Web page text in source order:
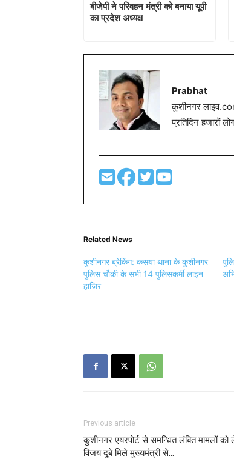
बीजेपी ने परिवहन मंत्री को बनाया यूपी
का प्रदेश अध्यक्ष
Prabhat
कुशीनगर
प्रतिदिन हजारों
Related News
कुशीनगर ब्रेकिंग: कसया थाना के कुशीनगर
पुलिस चौकी के सभी 14 पुलिसकर्मी लाइन
हाजिर
Previous article
कुशीनगर एयरपोर्ट से समन्धित लंबित मामलों
विजय दूबे मिले मुख्यमंत्री से…